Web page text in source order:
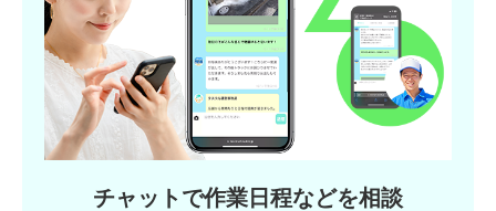
チャットで作業日程などを相談